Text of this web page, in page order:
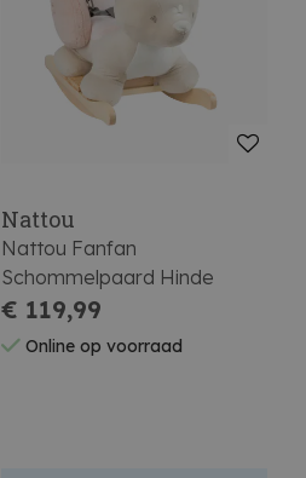
Nattou
Nattou Fanfan
Schommelpaard Hinde
€ 119,99
Online op voorraad